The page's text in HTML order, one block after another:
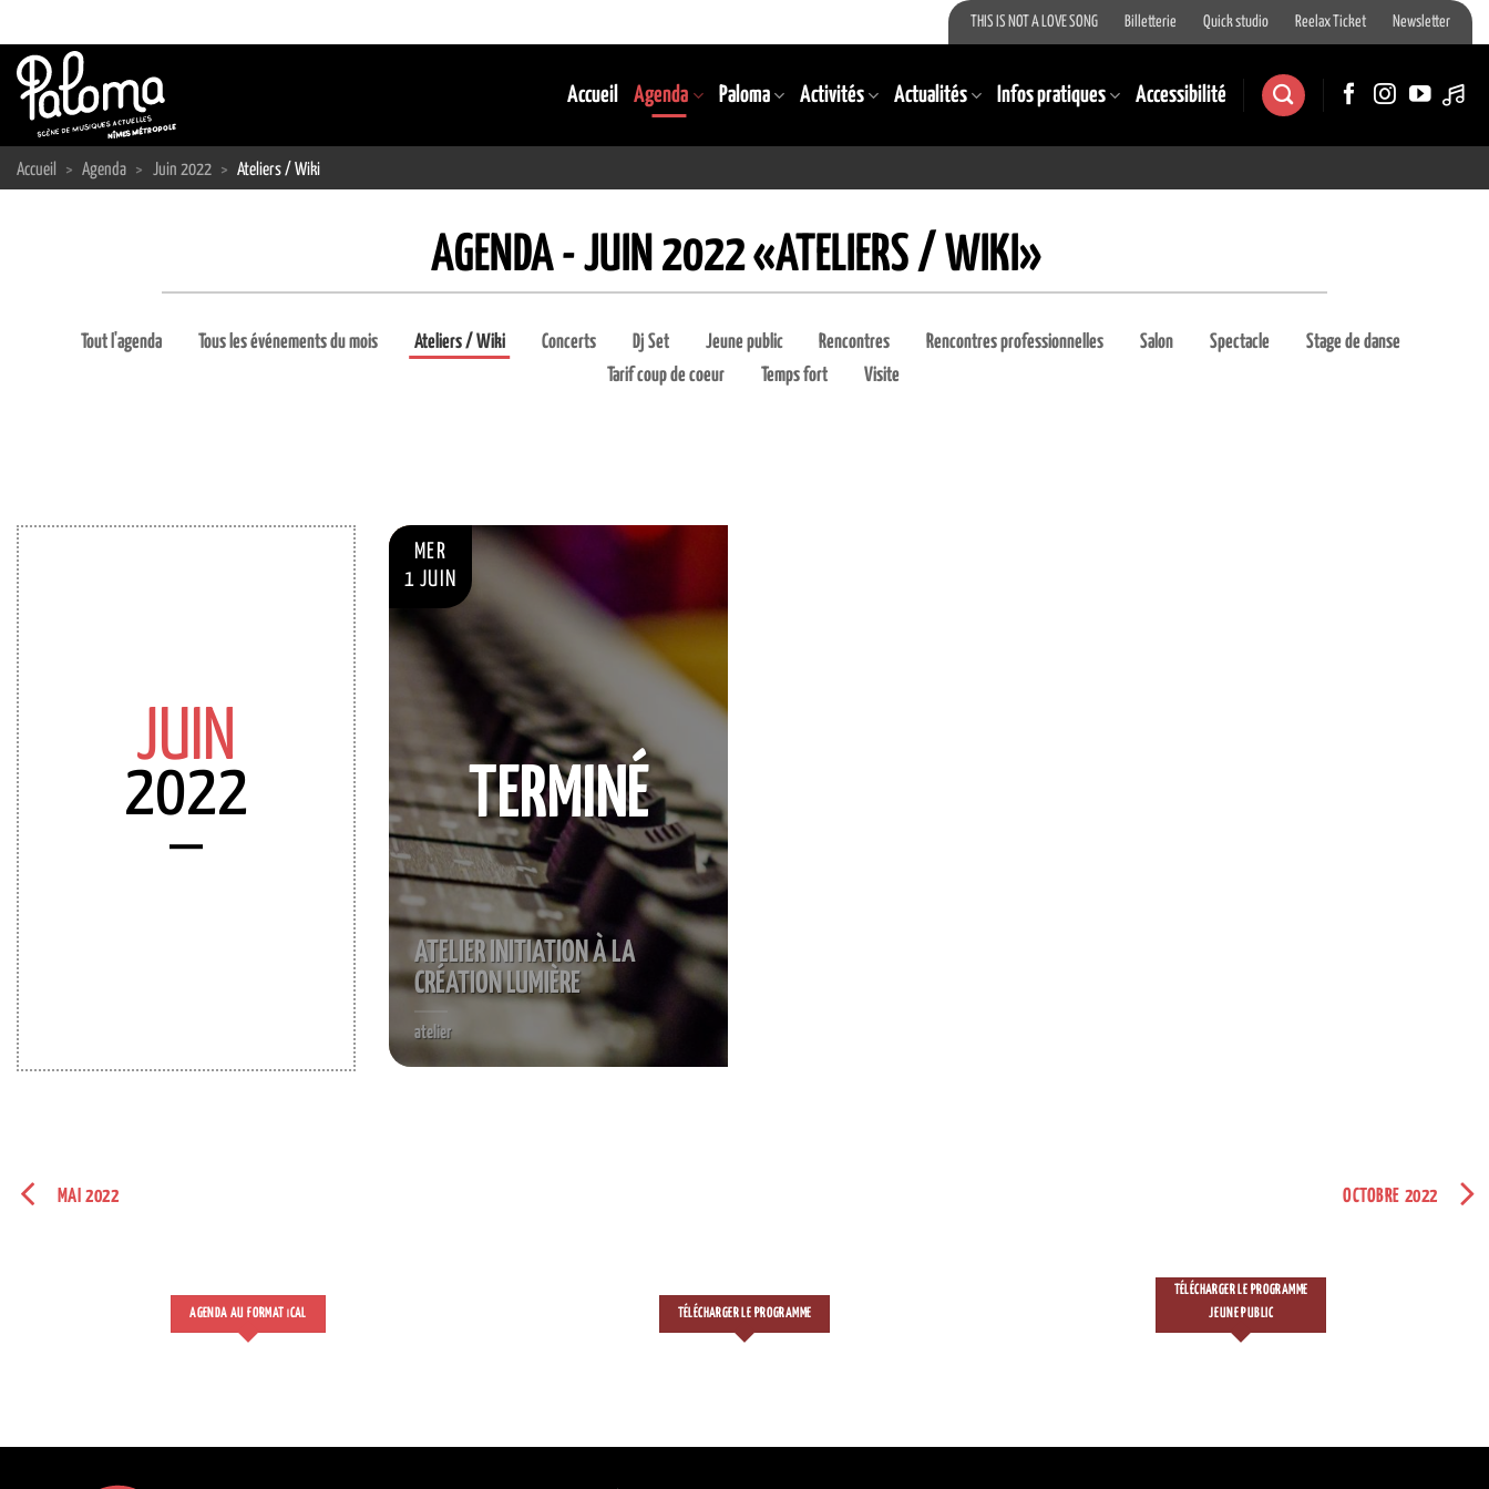
au
contenu
THIS IS NOT A LOVE SONG Billetterie Quick studio Reelax Ticket Newsletter
Accueil Agenda Paloma Activités Actualités Infos pratiques Accessibilité
Accueil > Agenda > Juin 2022 > Ateliers / Wiki
AGENDA - JUIN 2022 «ATELIERS / WIKI»
Tout l'agenda Tous les événements du mois Ateliers / Wiki Concerts Dj Set Jeune public Rencontres Rencontres professionnelles Salon Spectacle
Stage de danse
Tarif coup de coeur
Temps fort Visite
JUIN
2022
MER
1 JUIN
ATELIER INITIATION À LA
CRÉATION LUMIÈRE
atelier
TERMINÉ
MAI 2022 OCTOBRE 2022
AGENDA AU FORMAT CAL TÉLÉCHARGER LE PROGRAMME
TÉLÉCHARGER LE PROGRAMME
JEUNE PUBLIC